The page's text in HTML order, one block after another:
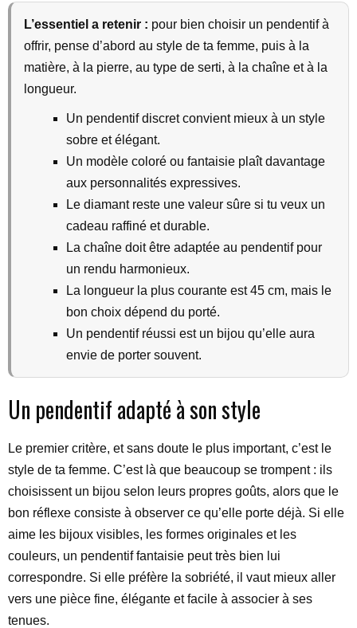
L’essentiel a retenir : pour bien choisir un pendentif à
offrir, pense d’abord au style de ta femme, puis à la
matière, à la pierre, au type de serti, à la chaîne et à la
longueur.
Un pendentif discret convient mieux à un style
sobre et élégant.
Un modèle coloré ou fantaisie plaît davantage
aux personnalités expressives.
Le diamant reste une valeur sûre si tu veux un
cadeau raffiné et durable.
La chaîne doit être adaptée au pendentif pour
un rendu harmonieux.
La longueur la plus courante est 45 cm, mais le
bon choix dépend du porté.
Un pendentif réussi est un bijou qu’elle aura
envie de porter souvent.
Un pendentif adapté à son style
Le premier critère, et sans doute le plus important, c’est le
style de ta femme. C’est là que beaucoup se trompent : ils
choisissent un bijou selon leurs propres goûts, alors que le
bon réflexe consiste à observer ce qu’elle porte déjà. Si elle
aime les bijoux visibles, les formes originales et les
couleurs, un pendentif fantaisie peut très bien lui
correspondre. Si elle préfère la sobriété, il vaut mieux aller
vers une pièce fine, élégante et facile à associer à ses
tenues.